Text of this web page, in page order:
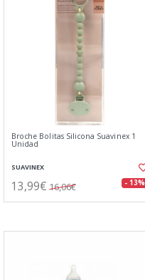
Broche Bolitas Silicona Suavinex 1
Unidad
SUAVINEX
13,99€ 16,06€ - 13%